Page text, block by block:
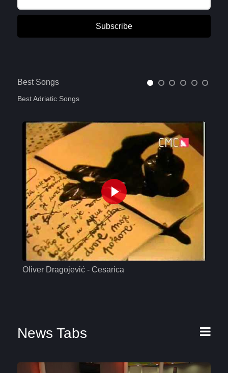
Subscribe
Best Songs
Best Adriatic Songs
Oliver Dragojević - Cesarica
News Tabs